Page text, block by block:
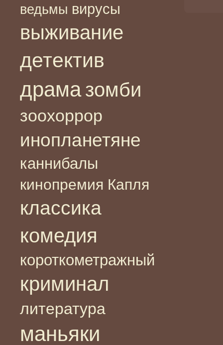
ведьмы вирусы
выживание
детектив
драма зомби
зоохоррор
инопланетяне
каннибалы
кинопремия Капля
классика
комедия
короткометражный
криминал
литература
маньяки